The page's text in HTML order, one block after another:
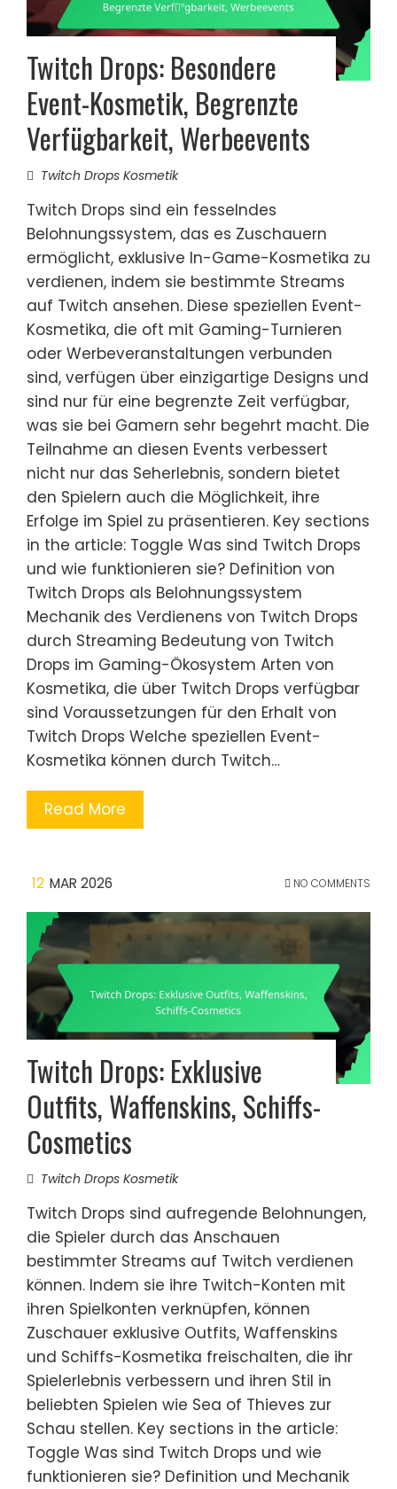
Twitch Drops: Besondere
Event-Kosmetik, Begrenzte
Verfügbarkeit, Werbeevents
Twitch Drops Kosmetik
Twitch Drops sind ein fesselndes
Belohnungssystem, das es Zuschauern
ermöglicht, exklusive In-Game-Kosmetika zu
verdienen, indem sie bestimmte Streams
auf Twitch ansehen. Diese speziellen Event-
Kosmetika, die oft mit Gaming-Turnieren
oder Werbeveranstaltungen verbunden
sind, verfügen über einzigartige Designs und
sind nur für eine begrenzte Zeit verfügbar,
was sie bei Gamern sehr begehrt macht. Die
Teilnahme an diesen Events verbessert
nicht nur das Seherlebnis, sondern bietet
den Spielern auch die Möglichkeit, ihre
Erfolge im Spiel zu präsentieren. Key sections
in the article: Toggle Was sind Twitch Drops
und wie funktionieren sie? Definition von
Twitch Drops als Belohnungssystem
Mechanik des Verdienens von Twitch Drops
durch Streaming Bedeutung von Twitch
Drops im Gaming-Ökosystem Arten von
Kosmetika, die über Twitch Drops verfügbar
sind Voraussetzungen für den Erhalt von
Twitch Drops Welche speziellen Event-
Kosmetika können durch Twitch…
Read More
12 MAR 2026 NO COMMENTS
Twitch Drops: Exklusive
Outfits, Waffenskins, Schiffs-
Cosmetics
Twitch Drops Kosmetik
Twitch Drops sind aufregende Belohnungen,
die Spieler durch das Anschauen
bestimmter Streams auf Twitch verdienen
können. Indem sie ihre Twitch-Konten mit
ihren Spielkonten verknüpfen, können
Zuschauer exklusive Outfits, Waffenskins
und Schiffs-Kosmetika freischalten, die ihr
Spielerlebnis verbessern und ihren Stil in
beliebten Spielen wie Sea of Thieves zur
Schau stellen. Key sections in the article:
Toggle Was sind Twitch Drops und wie
funktionieren sie? Definition und Mechanik